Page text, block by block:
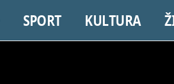
SPORT KULTURA